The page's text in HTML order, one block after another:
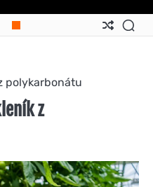
polykarbonátu
z